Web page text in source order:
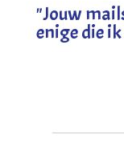
"Jouw
enige die